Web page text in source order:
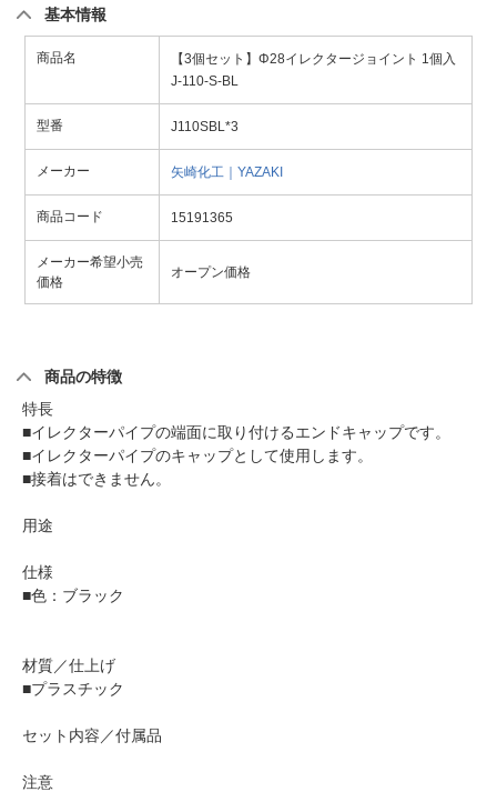
基本情報
商品名
【3個セット】Φ28イレクタージョイント 1個入
J-110-S-BL
型番 J110SBL*3
メーカー 矢崎化工｜YAZAKI
商品コード 15191365
メーカー希望小売
価格
オープン価格
商品の特徴
特長
■イレクターパイプの端面に取り付けるエンドキャップです。
■イレクターパイプのキャップとして使用します。
■接着はできません。
用途
仕様
■色：ブラック
材質／仕上げ
■プラスチック
セット内容／付属品
注意